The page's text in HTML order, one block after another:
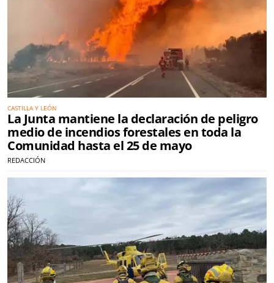
CASTILLA Y LEÓN
La Junta mantiene la declaración de peligro
medio de incendios forestales en toda la
Comunidad hasta el 25 de mayo
REDACCIÓN